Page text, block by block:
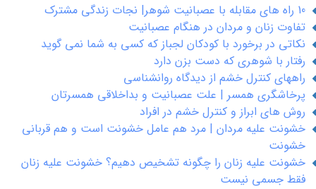
10 راه های مقابله با عصبانیت شوهر| نجات زندگی مشترک
تفاوت زنان و مردان در هنگام عصبانیت
نکاتی در برخورد با کودکان لجباز که کسی به شما نمی گوید
رفتار با شوهری که دست بزن دارد
راههای کنترل خشم از دیدگاه روانشناسی
پرخاشگری همسر | علت عصبانیت و بداخلاقی همسرتان
روش های ابراز و کنترل خشم در افراد
خشونت علیه مردان | مرد هم عامل خشونت است و هم قربانی
خشونت
خشونت علیه زنان را چگونه تشخیص دهیم؟ خشونت علیه زنان
فقط جسمی نیست